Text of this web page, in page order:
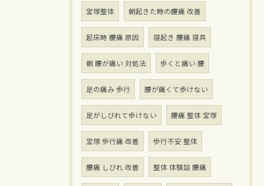
宝塚整体 朝起きた時の腰痛 改善
起床時 腰痛 原因 寝起き 腰痛 寝具
朝 腰が痛い 対処法 歩くと痛い 腰
足の痛み 歩行 腰が痛くて歩けない
足がしびれて歩けない 腰痛 整体 宝塚
宝塚 歩行痛 改善 歩行不安 整体
腰痛 しびれ 改善 整体 体験談 腰痛